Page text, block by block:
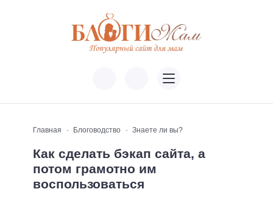
Главная Блоговодство Знаете ли вы?
Как сделать бэкап сайта, а
потом грамотно им
воспользоваться